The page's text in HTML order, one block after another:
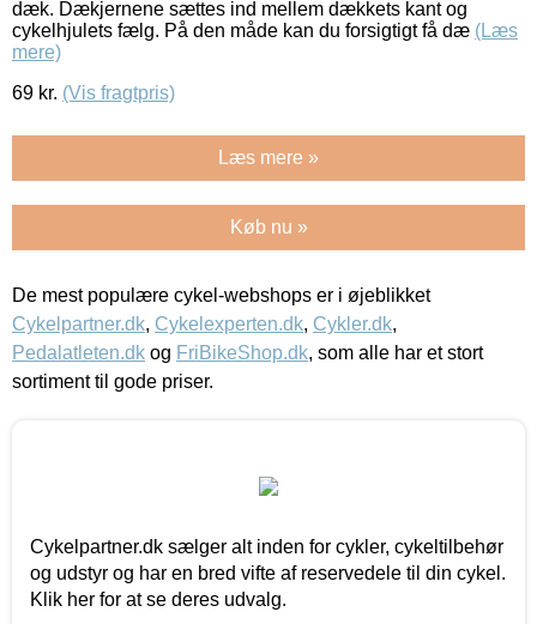
dæk. Dækjernene sættes ind mellem dækkets kant og
cykelhjulets fælg. På den måde kan du forsigtigt få dæ (Læs
mere)
69 kr. (Vis fragtpris)
Læs mere »
Køb nu »
De mest populære cykel-webshops er i øjeblikket
Cykelpartner.dk, Cykelexperten.dk, Cykler.dk,
Pedalatleten.dk og FriBikeShop.dk, som alle har et stort
sortiment til gode priser.
Cykelpartner.dk sælger alt inden for cykler, cykeltilbehør
og udstyr og har en bred vifte af reservedele til din cykel.
Klik her for at se deres udvalg.